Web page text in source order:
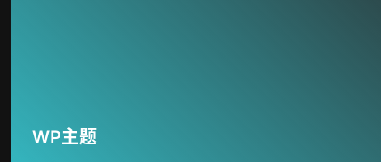
WP主题